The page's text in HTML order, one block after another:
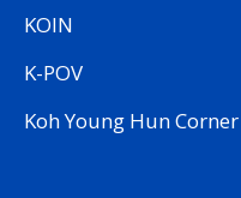
KOIN
K-POV
Koh Young Hun Corner